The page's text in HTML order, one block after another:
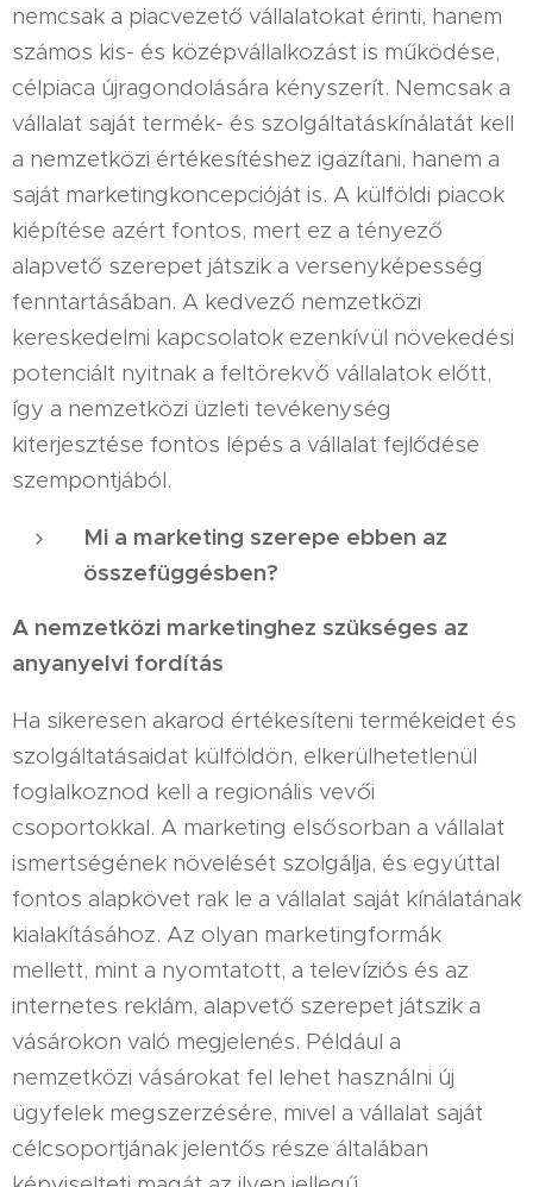
nemcsak a piacvezető vállalatokat érinti, hanem
számos kis- és középvállalkozást is működése,
célpiaca újragondolására kényszerít. Nemcsak a
vállalat saját termék- és szolgáltatáskínálatát kell
a nemzetközi értékesítéshez igazítani, hanem a
saját marketingkoncepcióját is. A külföldi piacok
kiépítése azért fontos, mert ez a tényező
alapvető szerepet játszik a versenyképesség
fenntartásában. A kedvező nemzetközi
kereskedelmi kapcsolatok ezenkívül növekedési
potenciált nyitnak a feltörekvő vállalatok előtt,
így a nemzetközi üzleti tevékenység
kiterjesztése fontos lépés a vállalat fejlődése
szempontjából.
Mi a marketing szerepe ebben az
összefüggésben?
A nemzetközi marketinghez szükséges az
anyanyelvi fordítás
Ha sikeresen akarod értékesíteni termékeidet és
szolgáltatásaidat külföldön, elkerülhetetlenül
foglalkoznod kell a regionális vevői
csoportokkal. A marketing elsősorban a vállalat
ismertségének növelését szolgálja, és egyúttal
fontos alapkövet rak le a vállalat saját kínálatának
kialakításához. Az olyan marketingformák
mellett, mint a nyomtatott, a televíziós és az
internetes reklám, alapvető szerepet játszik a
vásárokon való megjelenés. Például a
nemzetközi vásárokat fel lehet használni új
ügyfelek megszerzésére, mivel a vállalat saját
célcsoportjának jelentős része általában